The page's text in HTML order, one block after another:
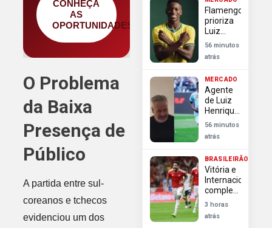
CONHEÇA
AS
OPORTUNIDADES
O Problema
da Baixa
Presença de
Público
A partida entre sul-
coreanos e tchecos
evidenciou um dos
no
mercado
Flamengo
prioriza
Luiz
Henrique
e define
situação
Thiago
Almada
no
mercado
56 minutos
atrás
MERCADO
Agente
de Luiz
Henrique
no Rio
agita
torcida
Flamengo
por
reforço
56 minutos
atrás
BRASILEIRÃO
Vitória e
Internacional
completam
lista de
classificados
às
3 horas
atrás